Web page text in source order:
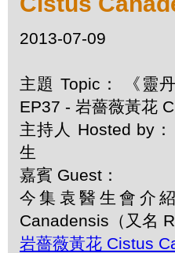
2013-07-09
主題 Topic： 《靈
EP37 - 岩薔薇黃花
主持人 Hosted by
生
嘉賓 Guest：
今集袁醫生會介
Canadensis（又名
岩薔薇黃花 Cistus